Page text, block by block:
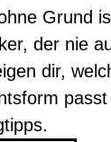
Grund
der nie
dir,